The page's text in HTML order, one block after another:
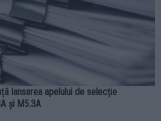
lansarea apelului de selecție
și M5.3A